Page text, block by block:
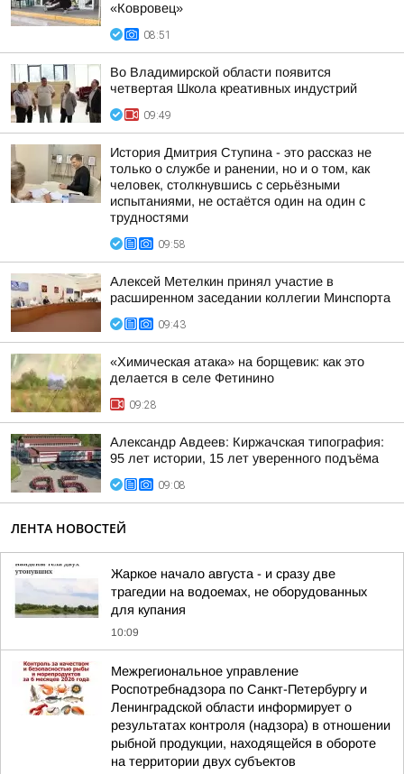
«Ковровец»
08:51
Во Владимирской области появится
четвертая Школа креативных индустрий
09:49
История Дмитрия Ступина - это рассказ не
только о службе и ранении, но и о том, как
человек, столкнувшись с серьёзными
испытаниями, не остаётся один на один с
трудностями
09:58
Алексей Метелкин принял участие в
расширенном заседании коллегии Минспорта
09:43
«Химическая атака» на борщевик: как это
делается в селе Фетинино
09:28
Александр Авдеев: Киржачская типография:
95 лет истории, 15 лет уверенного подъёма
09:08
ЛЕНТА НОВОСТЕЙ
Жаркое начало августа - и сразу две
трагедии на водоемах, не оборудованных
для купания
10:09
Межрегиональное управление
Роспотребнадзора по Санкт-Петербургу и
Ленинградской области информирует о
результатах контроля (надзора) в отношении
рыбной продукции, находящейся в обороте
на территории двух субъектов